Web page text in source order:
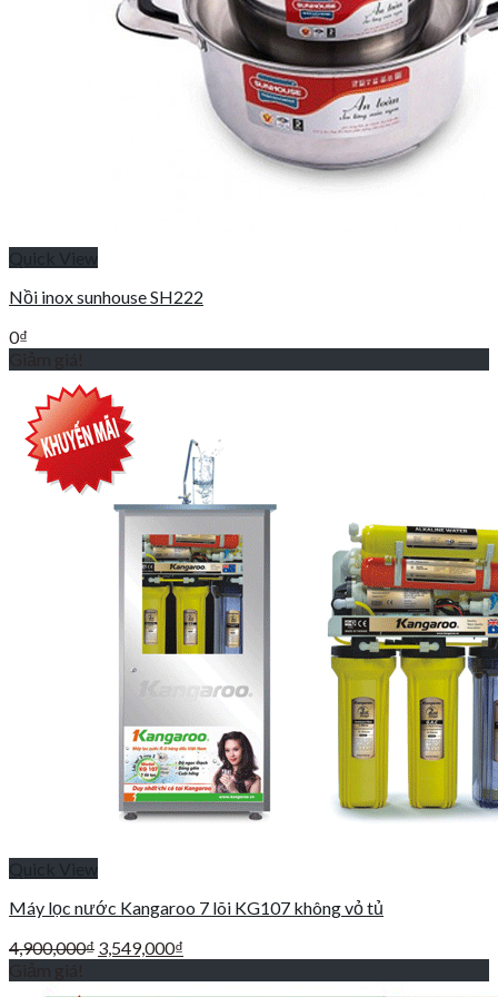
Nồi inox sunhouse SH222
0₫
Máy lọc nước Kangaroo 7 lõi KG107 không vỏ tủ
4,900,000₫ Giá
3,549,000₫